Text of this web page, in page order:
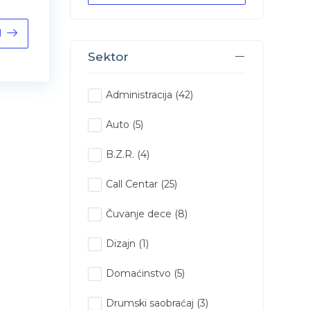
Sektor
Administracija (42)
Auto (5)
B.Z.R. (4)
Call Centar (25)
Čuvanje dece (8)
Dizajn (1)
Domaćinstvo (5)
Drumski saobraćaj (3)